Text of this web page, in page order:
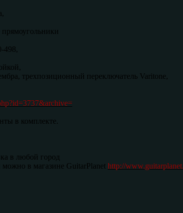
498,
трехпозиционный переключатель Varitone,
в комплекте.
в любой город
в магазине GuitarPlanet http://